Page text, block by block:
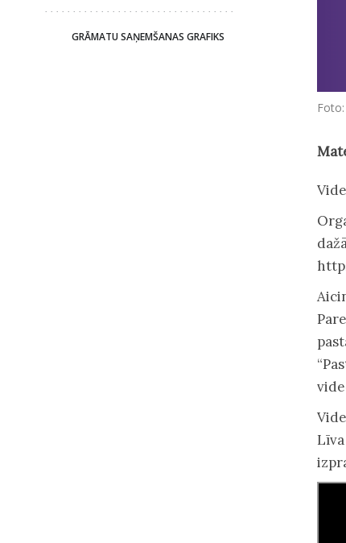
GRĀMATU SAŅEMŠANAS GRAFIKS